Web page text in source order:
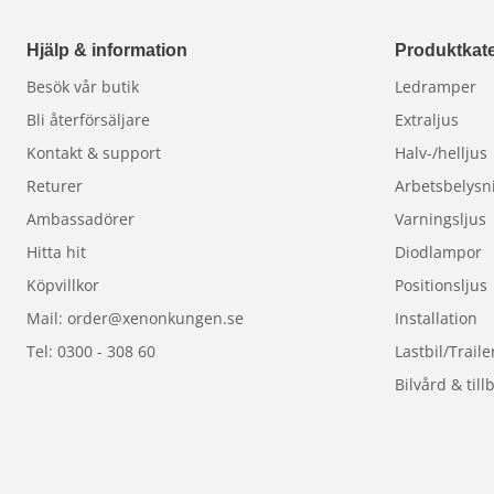
Har du ett släp med
av utan adapter.
hitta exakt rätt modell.
Hjälp & information
Besök vår butik
Bli återförsäljare
Kontakt & support
Returer
Ambassadörer
Hitta hit
Köpvillkor
Mail: order@xenonkungen.se
Tel: 0300 - 308 60
Ledramper
Extraljus
Halv-/helljus
Varningsljus
Diodlampor
Positionsljus
Installation
Lastbil/
Bilvård &